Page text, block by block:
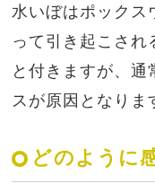
水いぼはポックス
って引き起こされ
と付きますが、
スが原因となりま
どのように